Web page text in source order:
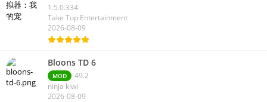
1.5.0.334
Take Top Entertainment
2026-08-09
Bloons TD 6
MOD
49.2
ninja kiwi
2026-08-09